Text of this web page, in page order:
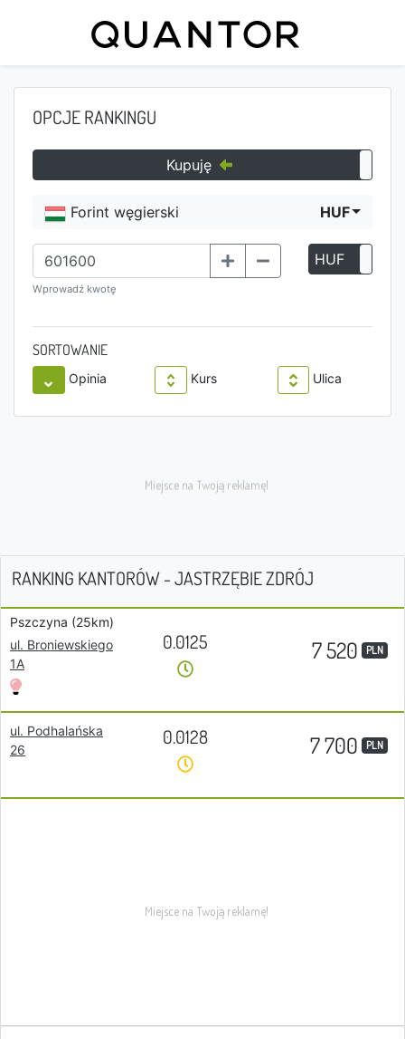
OPCJE RANKINGU
Kupuję
Forint węgierski HUF
Wprowadź kwotę
HUF
SORTOWANIE
Opinia Kurs Ulica
RANKING KANTORÓW - JASTRZĘBIE ZDRÓJ
Pszczyna (25km)
ul. Broniewskiego
1A
0.0125 7 520 PLN
ul. Podhalańska
26
0.0128 7 700 PLN